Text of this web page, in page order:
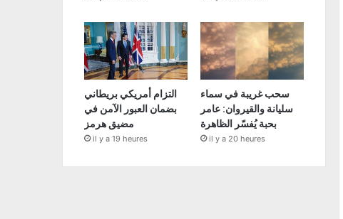
التزام أمريكي بريطاني
بضمان العبور الآمن في
مضيق هرمز
il y a 19 heures
سحب غريبة في سماء
سليانة والقيروان: عامر
بحبة يُفسّر الظاهرة
il y a 20 heures